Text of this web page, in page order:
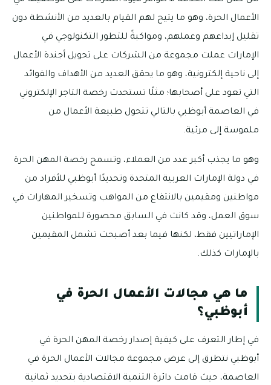
الأعمال الحرة، وهو ما يتيح لهم القيام بالعديد من الأنشطة دون
تقليل إبداعهم وعملهم، ومواكبةً للتطور التكنولوجي في
الإمارات عملت مجموعة من الشركات على تحويل أجندة الأعمال
إلى ناحية إلكترونية، وهو ما يحقق العديد من الأهداف والفوائد
التي تعود على أصحابها؛ مثلًا تستحدث رخصة التاجر الإلكتروني
في العاصمة أبوظبي بالتالي تتحول طبيعة الأعمال من
ملموسة إلى مرئية.
وهو ما يجذب أكبر عدد من العملاء، وتسمح رخصة المهن الحرة
في دولة الإمارات العربية المتحدة وتحديدًا أبوظبي للأفراد من
مواطنين ومقيمين بالانتفاع من المواهب وتسخير المهارات في
سوق العمل، وقد كانت في السابق محصورة للمواطنين
الإماراتيين فقط، لكنها فيما بعد أصبحت تشمل المقيمين
بالإمارات كذلك.
ما هي مجالات الأعمال الحرة في
أبوظبي؟
في إطار التعرف على كيفية إصدار رخصة المهن الحرة في
أبوظبي نتطرق إلى عرض مجموعة مجالات الأعمال الحرة في
العاصمة، حيث قامت دائرة التنمية الاقتصادية بتحديد ثمانية